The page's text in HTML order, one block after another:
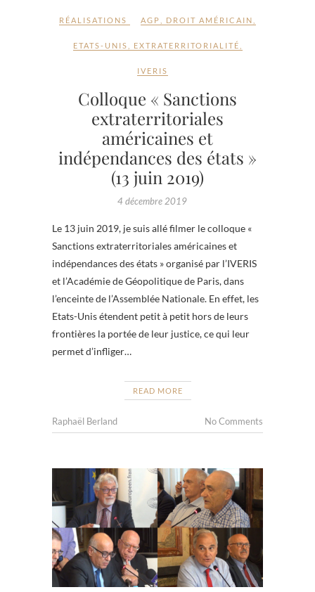
RÉALISATIONS AGP DROIT AMÉRICAIN
ETATS-UNIS EXTRATERRITORIALITÉ
IVERIS
Colloque « Sanctions
extraterritoriales
américaines et
indépendances des états »
(13 juin 2019)
4 décembre 2019
Le 13 juin 2019, je suis allé filmer le colloque «
Sanctions extraterritoriales américaines et
indépendances des états » organisé par l’IVERIS
et l’Académie de Géopolitique de Paris, dans
l’enceinte de l’Assemblée Nationale. En effet, les
Etats-Unis étendent petit à petit hors de leurs
frontières la portée de leur justice, ce qui leur
permet d’infliger…
READ MORE
Raphaël Berland No Comments